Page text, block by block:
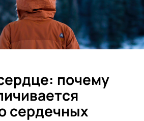
почему
сердечных